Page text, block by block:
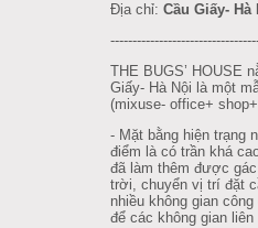
Địa chỉ: Cầu Giấy- Hà
THE BUGS’ HOUSE
Giấy- Hà Nội là một
(mixuse- office+
- Mặt bằng hiện trạng
điểm là có trần khá
đã làm thêm được
trời, chuyển vị trí đặt
nhiều không gian
để các không gian